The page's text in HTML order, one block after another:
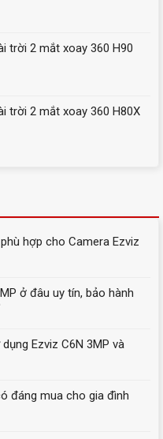
trời 2 mắt xoay 360 H90
trời 2 mắt xoay 360 H80X
hợp cho Camera Ezviz
ở đâu uy tín, bảo hành
Ezviz C6N 3MP và
đáng mua cho gia đình